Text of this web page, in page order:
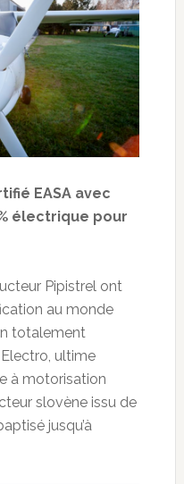
EASA avec
électrique pour
Pipistrel ont
au monde
totalement
Electro, ultime
à motorisation
slovène issu de
jusqu’à